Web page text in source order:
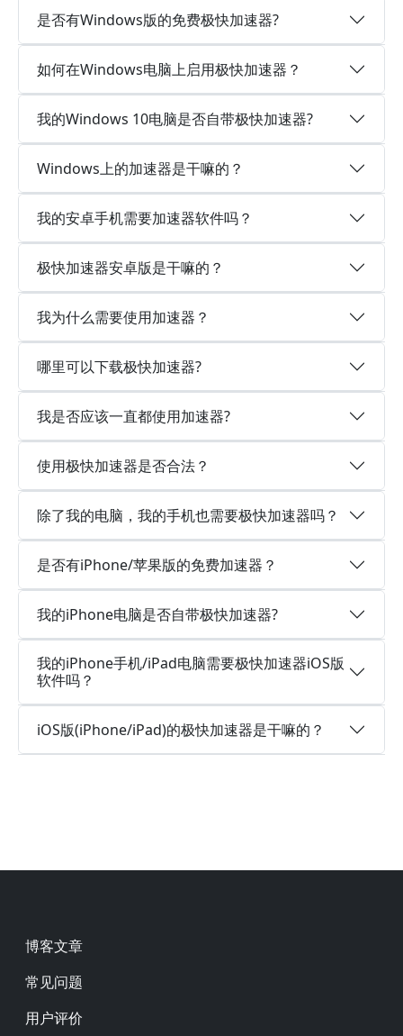
是否有Windows版的免费极快加速器?
如何在Windows电脑上启用极快加速器？
我的Windows 10电脑是否自带极快加速器?
Windows上的加速器是干嘛的？
我的安卓手机需要加速器软件吗？
极快加速器安卓版是干嘛的？
我为什么需要使用加速器？
哪里可以下载极快加速器?
我是否应该一直都使用加速器?
使用极快加速器是否合法？
除了我的电脑，我的手机也需要极快加速器吗？
是否有iPhone/苹果版的免费加速器？
我的iPhone电脑是否自带极快加速器?
我的iPhone手机/iPad电脑需要极快加速器iOS版
软件吗？
iOS版(iPhone/iPad)的极快加速器是干嘛的？
Footer
博客文章
常见问题
用户评价